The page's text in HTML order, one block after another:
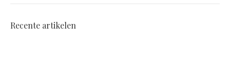
Recente artikelen